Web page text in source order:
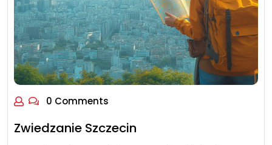
0 Comments
Zwiedzanie Szczecin